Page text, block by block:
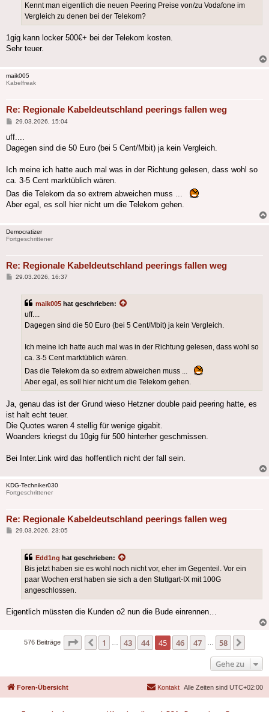
Kennt man eigentlich die neuen Peering Preise von/zu Vodafone im
Vergleich zu denen bei der Telekom?
1gig kann locker 500€+ bei der Telekom kosten.
Sehr teuer.
maik005
Kabelfreak
Re: Regionale Kabeldeutschland peerings fallen weg
Beitrag
29.03.2026, 15:04
uff....
Dagegen sind die 50 Euro (bei 5 Cent/Mbit) ja kein Vergleich.
Ich meine ich hatte auch mal was in der Richtung gelesen, dass wohl so
ca. 3-5 Cent marktüblich wären.
Das die Telekom da so extrem abweichen muss ...
Aber egal, es soll hier nicht um die Telekom gehen.
Democratizer
Fortgeschrittener
Re: Regionale Kabeldeutschland peerings fallen weg
Beitrag
29.03.2026, 16:37
maik005 hat geschrieben:
uff....
Dagegen sind die 50 Euro (bei 5 Cent/Mbit) ja kein Vergleich.
Ich meine ich hatte auch mal was in der Richtung gelesen, dass wohl so
ca. 3-5 Cent marktüblich wären.
Das die Telekom da so extrem abweichen muss ...
Aber egal, es soll hier nicht um die Telekom gehen.
Ja, genau das ist der Grund wieso Hetzner double paid peering hatte, es
ist halt echt teuer.
Die Quotes waren 4 stellig für wenige gigabit.
Woanders kriegst du 10gig für 500 hinterher geschmissen.
Bei Inter.Link wird das hoffentlich nicht der fall sein.
KDG-Techniker030
Fortgeschrittener
Re: Regionale Kabeldeutschland peerings fallen weg
Beitrag
29.03.2026, 23:05
Edd1ng hat geschrieben:
Bis jetzt haben sie es wohl noch nicht vor, eher im Gegenteil. Vor ein
paar Wochen erst haben sie sich a den Stuttgart-IX mit 100G
angeschlossen.
Eigentlich müssten die Kunden o2 nun die Bude einrennen…
576 Beiträge Seite 45 von58
Vorherige
1 43 44 45 46 47 58
Gehe zu
Foren-Übersicht Alle Zeiten sind UTC+02:00
Kontakt